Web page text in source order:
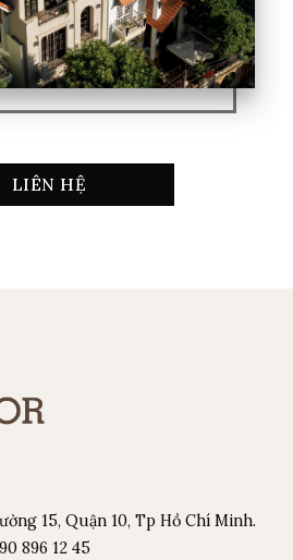
LIÊN HỆ
15, Quận 10, Tp Hồ Chí Minh.
896 12 45